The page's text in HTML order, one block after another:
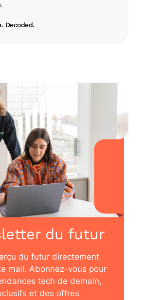
Decoded.
du futur
du futur directement
mail. Abonnez-vous pour
tech de demain,
et des offres